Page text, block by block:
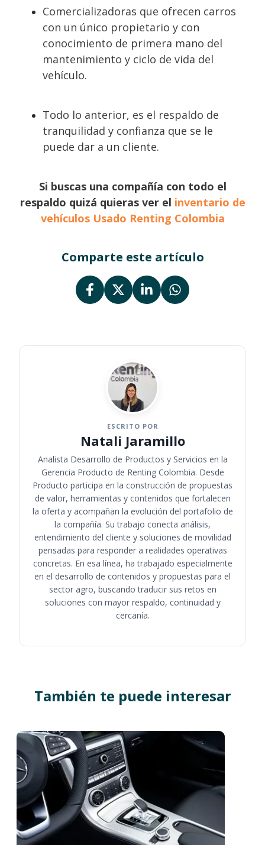
Comercializadoras que ofrecen carros
con un único propietario y con
conocimiento de primera mano del
mantenimiento y ciclo de vida del
vehículo.
Todo lo anterior, es el respaldo de
tranquilidad y confianza que se le
puede dar a un cliente.
Si buscas una compañía con todo el
respaldo quizá quieras ver el inventario de
vehículos Usado Renting Colombia
Comparte este artículo
ESCRITO POR
Natali Jaramillo
Analista Desarrollo de Productos y Servicios en la
Gerencia Producto de Renting Colombia. Desde
Producto participa en la construcción de propuestas
de valor, herramientas y contenidos que fortalecen
la oferta y acompañan la evolución del portafolio de
la compañía. Su trabajo conecta análisis,
entendimiento del cliente y soluciones de movilidad
pensadas para responder a realidades operativas
concretas. En esa línea, ha trabajado especialmente
en el desarrollo de contenidos y propuestas para el
sector agro, buscando traducir sus retos en
soluciones con mayor respaldo, continuidad y
cercanía.
También te puede interesar